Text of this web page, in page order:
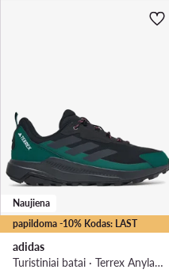
papildoma -10% Kodas: LAST
Naujiena
adidas
Turistiniai batai · Terrex Anylander Hiking Shoes KJ0865 · Juoda